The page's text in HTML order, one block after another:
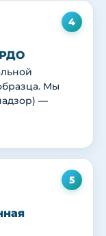
4
Мы
—
5